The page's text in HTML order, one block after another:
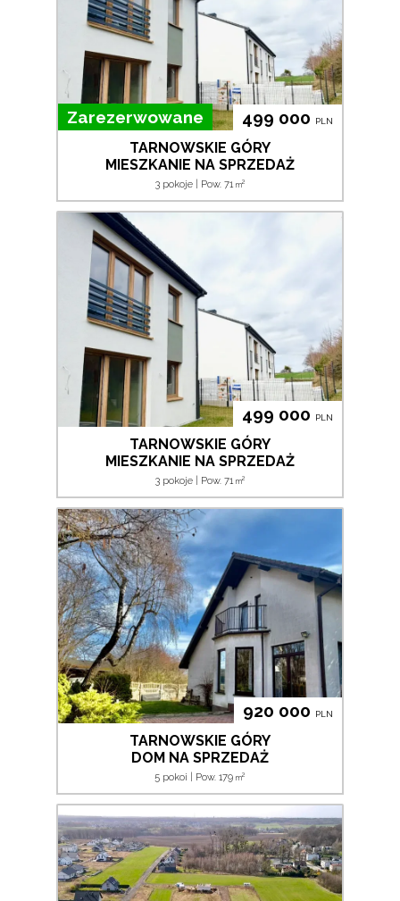
Zarezerwowane 499 000 PLN
TARNOWSKIE GÓRY
MIESZKANIE NA SPRZEDAŻ
3 pokoje | Pow. 71 m2
499 000 PLN
TARNOWSKIE GÓRY
MIESZKANIE NA SPRZEDAŻ
3 pokoje | Pow. 71 m2
920 000 PLN
TARNOWSKIE GÓRY
DOM NA SPRZEDAŻ
5 pokoi | Pow. 179 m2